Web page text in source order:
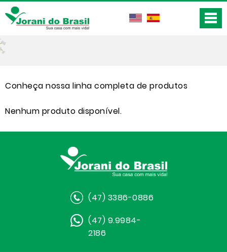
Conheça nossa linha completa de produtos
Nenhum produto disponível.
(47) 3386-0886
(47) 9.9984-
2186